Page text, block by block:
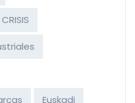
CRISIS
Euskadi